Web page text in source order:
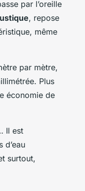
par l’oreille
, repose
même
par mètre,
Plus
économie de
Il est
d’eau
surtout,